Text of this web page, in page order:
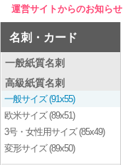
運営サイトからのお知らせ
名刺・カード
一般紙質名刺
高級紙質名刺
一般サイズ (91x55)
欧米サイズ (89x51)
3号・女性用サイズ (85x49)
変形サイズ (89x50)